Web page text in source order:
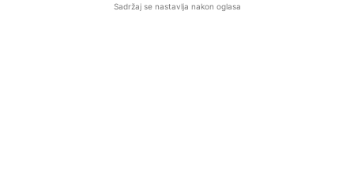
Sadržaj se nastavlja nakon oglasa